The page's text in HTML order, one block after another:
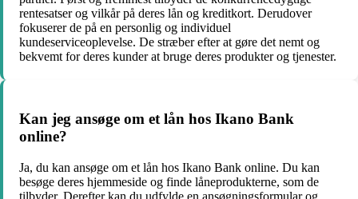
rentesatser og vilkår på deres lån og kreditkort. Derudover
fokuserer de på en personlig og individuel
kundeserviceoplevelse. De stræber efter at gøre det nemt og
bekvemt for deres kunder at bruge deres produkter og tjenester.
Kan jeg ansøge om et lån hos Ikano Bank
online?
Ja, du kan ansøge om et lån hos Ikano Bank online. Du kan
besøge deres hjemmeside og finde låneprodukterne, som de
tilbyder. Derefter kan du udfylde en ansøgningsformular og